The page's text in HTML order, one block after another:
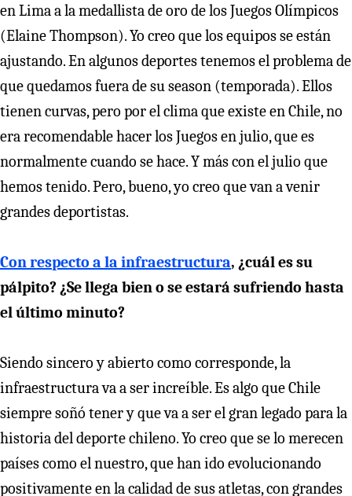
en Lima a la medallista de oro de los Juegos Olímpicos
(Elaine Thompson). Yo creo que los equipos se están
ajustando. En algunos deportes tenemos el problema de
que quedamos fuera de su season (temporada). Ellos
tienen curvas, pero por el clima que existe en Chile, no
era recomendable hacer los Juegos en julio, que es
normalmente cuando se hace. Y más con el julio que
hemos tenido. Pero, bueno, yo creo que van a venir
grandes deportistas.
Con respecto a la infraestructura, ¿cuál es su
pálpito? ¿Se llega bien o se estará sufriendo hasta
el último minuto?
Siendo sincero y abierto como corresponde, la
infraestructura va a ser increíble. Es algo que Chile
siempre soñó tener y que va a ser el gran legado para la
historia del deporte chileno. Yo creo que se lo merecen
países como el nuestro, que han ido evolucionando
positivamente en la calidad de sus atletas, con grandes